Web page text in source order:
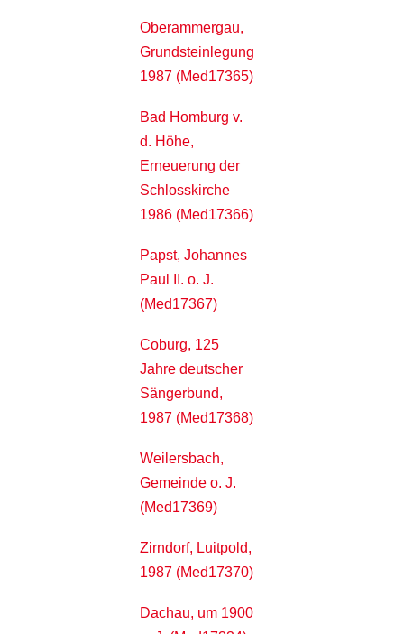
Oberammergau,
Grundsteinlegung
1987 (Med17365)
Bad Homburg v.
d. Höhe,
Erneuerung der
Schlosskirche
1986 (Med17366)
Papst, Johannes
Paul II. o. J.
(Med17367)
Coburg, 125
Jahre deutscher
Sängerbund,
1987 (Med17368)
Weilersbach,
Gemeinde o. J.
(Med17369)
Zirndorf, Luitpold,
1987 (Med17370)
Dachau, um 1900